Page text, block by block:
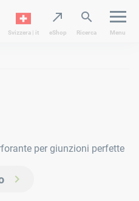
Svizzera | it eShop Ricerca Menu
per giunzioni perfette